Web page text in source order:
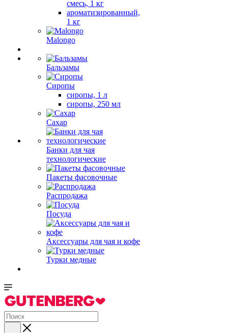
смесь, 1 кг
ароматизированный,
1 кг
Malongo
Бальзамы
Сиропы
сиропы, 1 л
сиропы, 250 мл
Сахар
Банки для чая
технологические
Пакеты фасовочные
Распродажа
Посуда
Аксессуары для чая и кофе
Турки медные